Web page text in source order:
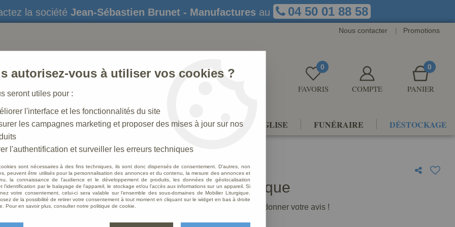
la société Jean-Sébastien Brunet - Manufactures au 04 50 01 88 58
Nous contacter | Promotions
0
FAVORIS COMPTE
0
PANIER
STATUES CRÈCHES DE NOËL AMÉNAGEMENTS D'ÉGLISE FUNÉRAIRE DÉSTOCKAGE
N° 39 _ 30 CM >Femme Antique
Femme Antique
Soyez le premier à donner votre avis !
autorisez-vous à utiliser vos cookies ?
seront utiles pour :
l'interface et les fonctionnalités du site
les campagnes marketing et proposer des mises à jour sur nos
l'authentification et surveiller les erreurs techniques
sont nécessaires à des fins techniques, ils sont donc dispensés de consentement. D'autres, non
peuvent être utilisés pour la personnalisation des annonces et du contenu, la mesure des annonces et
la connaissance de l'audience et le développement de produits, les données de géolocalisation
l'identification par le balayage de l'appareil, le stockage et/ou l'accès aux informations sur un appareil. Si
votre consentement, celui-ci sera valable sur l’ensemble des sous-domaines de Mobilier Liturgique.
de la possibilité de retirer votre consentement à tout moment en cliquant sur le widget en bas à droite
Pour en savoir plus, consulter notre politique de cookie.